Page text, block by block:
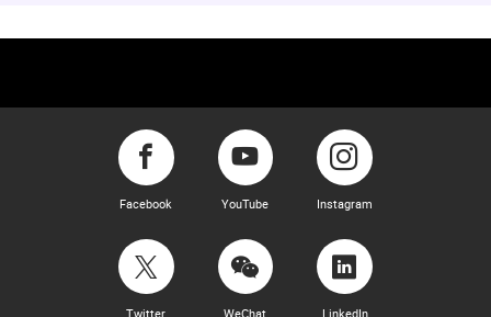
Facebook YouTube Instagram
Twitter WeChat LinkedIn